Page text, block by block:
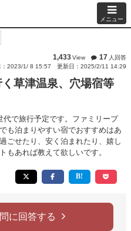
メニュー
1,433View 17 人回答
：2023/1/ 8 15:57
更新日：2025/2/11 14:29
草津温泉、穴場宿等
で旅行予定です。ファミリープ
も泊まりやすい宿でおすすめはあ
ごせたり、安く泊まれたり、嬉し
もあれば教えて欲しいです。
に回答する